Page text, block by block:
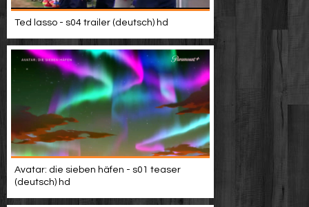
Ted lasso - s04 trailer (deutsch) hd
Avatar: die sieben häfen - s01 teaser
(deutsch) hd